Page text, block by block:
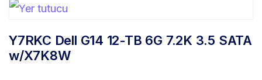
Y7RKC Dell G14 12-TB 6G 7.2K 3.5 SATA
w/X7K8W